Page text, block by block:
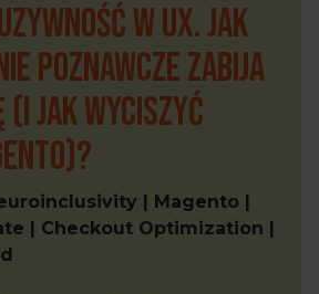
w UX. Jak
poznawcze zabija
(i jak wyciszyć
| Magento |
| Checkout Optimization |